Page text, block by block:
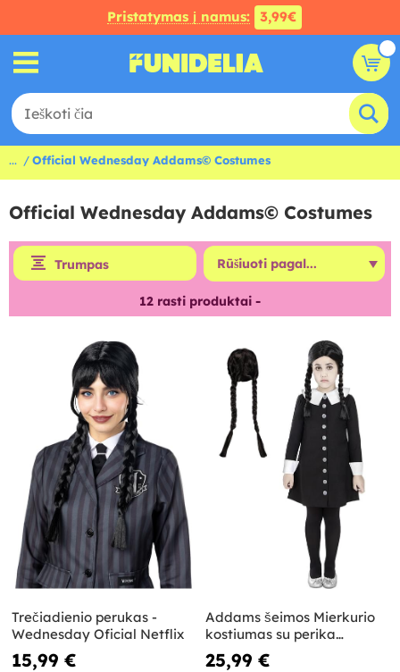
Pristatymas į namus: 3,99€
... Official Wednesday Addams© Costumes
Official Wednesday Addams© Costumes
Trumpas
12 rasti produktai -
Trečiadienio perukas -
Wednesday Oficial Netflix
15,99 €
Addams šeimos Mierkurio
kostiumas su perika
mergaitėms
25,99 €